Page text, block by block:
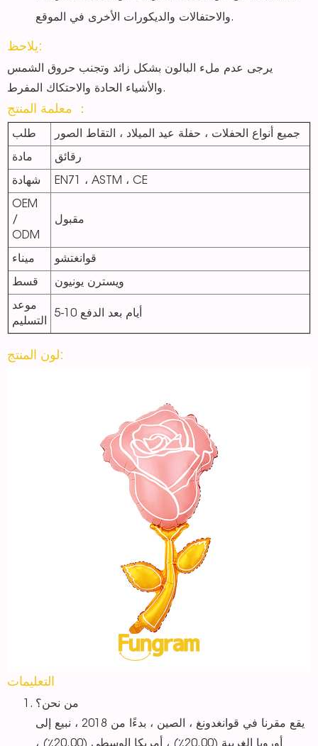
والاحتفالات والديكورات الأخرى في الموقع.
يلاحظ:
يرجى عدم ملء البالون بشكل زائد وتجنب حروق الشمس
والأشياء الحادة والاحتكاك المفرط.
معلمة المنتج ：
طلب جميع أنواع الحفلات ، حفلة عيد الميلاد ، التقاط الصور
مادة رقائق
شهادة EN71 ، ASTM ، CE
OEM
/
ODM
مقبول
ميناء قوانغتشو
قسط ويسترن يونيون
موعد
التسليم
5-10 أيام بعد الدفع
لون المنتج:
التعليمات
من نحن؟
يقع مقرنا في قوانغدونغ ، الصين ، بدءًا من 2018 ، نبيع إلى